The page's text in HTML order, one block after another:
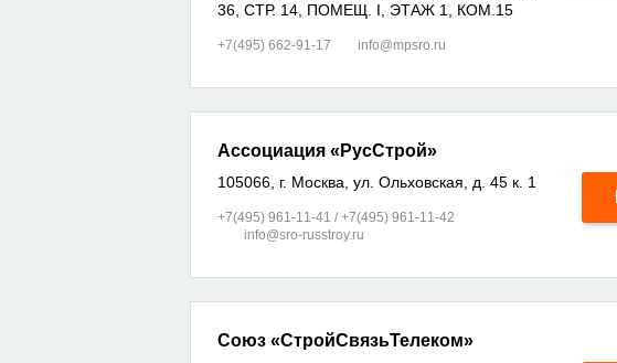
36, СТР. 14, ПОМЕЩ. I, ЭТАЖ 1, КОМ.15
+7(495) 662-91-17 info@mpsro.ru
Ассоциация «РусСтрой»
105066, г. Москва, ул. Ольховская, д. 45 к. 1
+7(495) 961-11-41 / +7(495) 961-11-42
info@sro-russtroy.ru
Союз «СтройСвязьТелеком»